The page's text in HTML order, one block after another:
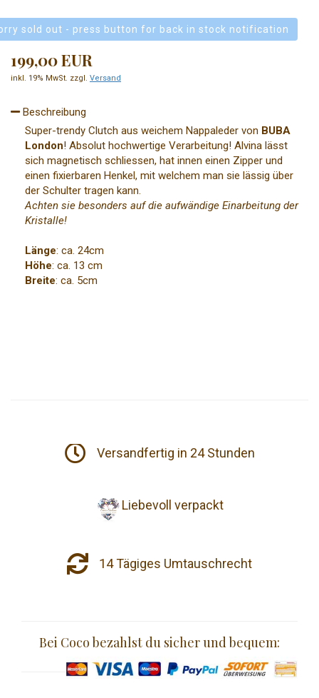
sold out - press button for back in stock notification
199,00 EUR
inkl. 19% MwSt. zzgl. Versand
Beschreibung
Super-trendy Clutch aus weichem Nappaleder von BUBA
London! Absolut hochwertige Verarbeitung! Alvina lässt
sich magnetisch schliessen, hat innen einen Zipper und
einen fixierbaren Henkel, mit welchem man sie lässig über
der Schulter tragen kann.
Achten sie besonders auf die aufwändige Einarbeitung der
Kristalle!
Länge: ca. 24cm
Höhe: ca. 13 cm
Breite: ca. 5cm
Versandfertig in 24 Stunden
Liebevoll verpackt
14 Tägiges Umtauschrecht
Bei Coco bezahlst du sicher und bequem: